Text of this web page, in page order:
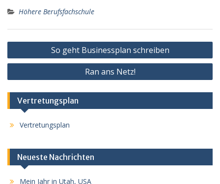
Höhere Berufsfachschule
Beitragsnavigation
So geht Businessplan schreiben
Ran ans Netz!
Vertretungsplan
Vertretungsplan
Neueste Nachrichten
Mein Jahr in Utah, USA